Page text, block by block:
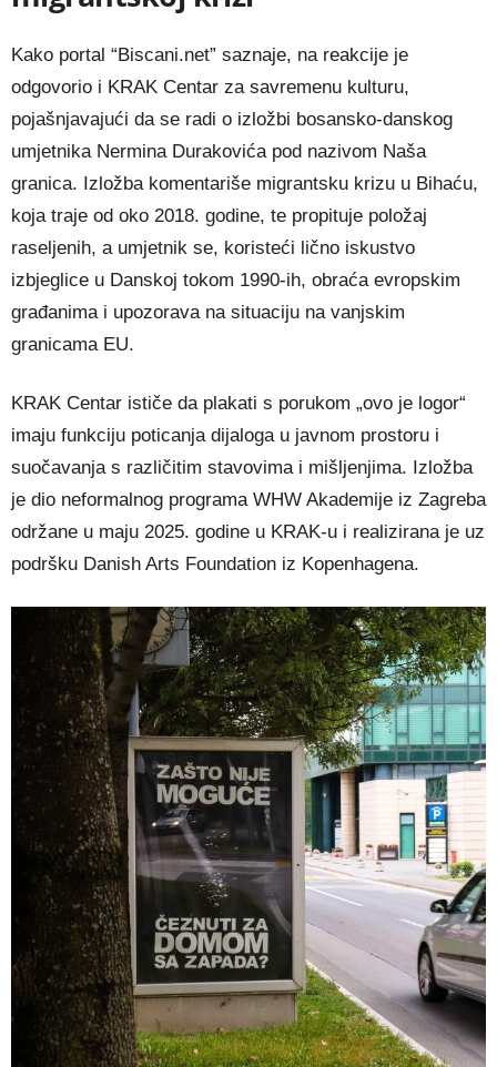
Kako portal “Biscani.net” saznaje, na reakcije je
odgovorio i KRAK Centar za savremenu kulturu,
pojašnjavajući da se radi o izložbi bosansko-danskog
umjetnika Nermina Durakovića pod nazivom Naša
granica. Izložba komentariše migrantsku krizu u Bihaću,
koja traje od oko 2018. godine, te propituje položaj
raseljenih, a umjetnik se, koristeći lično iskustvo
izbjeglice u Danskoj tokom 1990-ih, obraća evropskim
građanima i upozorava na situaciju na vanjskim
granicama EU.
KRAK Centar ističe da plakati s porukom „ovo je logor“
imaju funkciju poticanja dijaloga u javnom prostoru i
suočavanja s različitim stavovima i mišljenjima. Izložba
je dio neformalnog programa WHW Akademije iz Zagreba
održane u maju 2025. godine u KRAK-u i realizirana je uz
podršku Danish Arts Foundation iz Kopenhagena.